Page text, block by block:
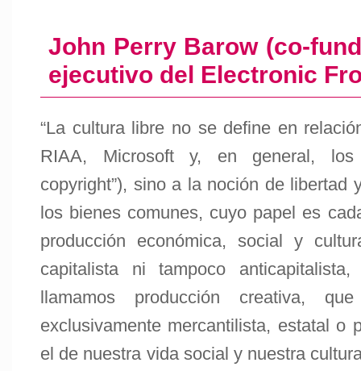
John Perry Barow (co-
ejecutivo del Electronic
“La cultura libre no se define en
RIAA, Microsoft y, en general, los
copyright”), sino a la noción de libertad
los bienes comunes, cuyo papel es
producción económica, social y
capitalista ni tampoco
llamamos producción creativa,
exclusivamente mercantilista, estatal o
el de nuestra vida social y nuestra